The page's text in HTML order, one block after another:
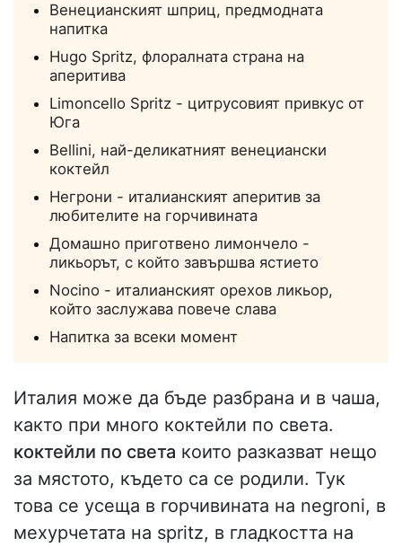
Венецианският шприц, предмодната
напитка
Hugo Spritz, флоралната страна на
аперитива
Limoncello Spritz - цитрусовият привкус от
Юга
Bellini, най-деликатният венециански
коктейл
Негрони - италианският аперитив за
любителите на горчивината
Домашно приготвено лимончело -
ликьорът, с който завършва ястието
Nocino - италианският орехов ликьор,
който заслужава повече слава
Напитка за всеки момент
Италия може да бъде разбрана и в чаша,
както при много коктейли по света.
коктейли по света които разказват нещо
за мястото, където са се родили. Тук
това се усеща в горчивината на negroni, в
мехурчетата на spritz, в гладкостта на